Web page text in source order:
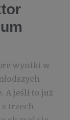
wyniki w
A jeśli to już
z trzech